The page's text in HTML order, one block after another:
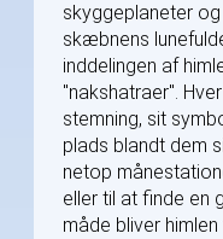
skyggeplaneter
skæbnens
inddelingen af
"nakshatraer".
stemning, sit
plads blandt dem
netop
eller til at finde en
måde bliver